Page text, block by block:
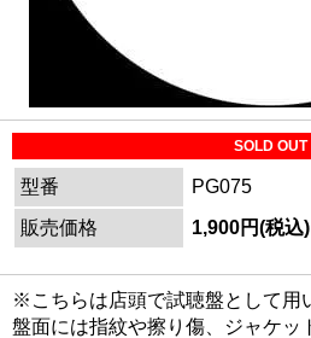
SOLD OUT
型番
PG075
販売価格
1,900円(税込)
※こちらは店頭で試聴盤として用
盤面には指紋や擦り傷、ジャケッ